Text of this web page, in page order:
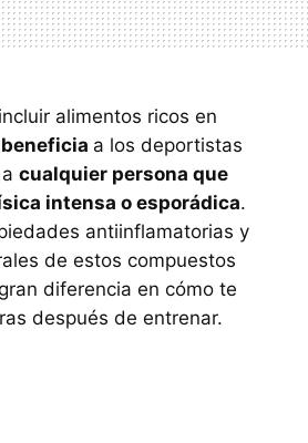
alimentos ricos en
beneficia a los deportistas
cualquier persona que
intensa o esporádica.
antiinflamatorias y
de estos compuestos
diferencia en cómo te
después de entrenar.